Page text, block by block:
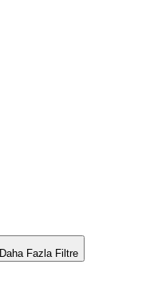
Daha Fazla Filtre